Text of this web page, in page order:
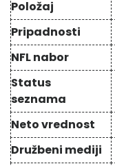
Položaj
Pripadnosti
NFL nabor
Status
seznama
Neto vrednost
Družbeni mediji